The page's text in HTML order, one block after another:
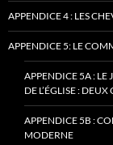
APPENDICE 4 : LES
APPENDICE 5: LE
APPENDICE 5A : LE
DE L’ÉGLISE :
APPENDICE 5B :
MODERNE